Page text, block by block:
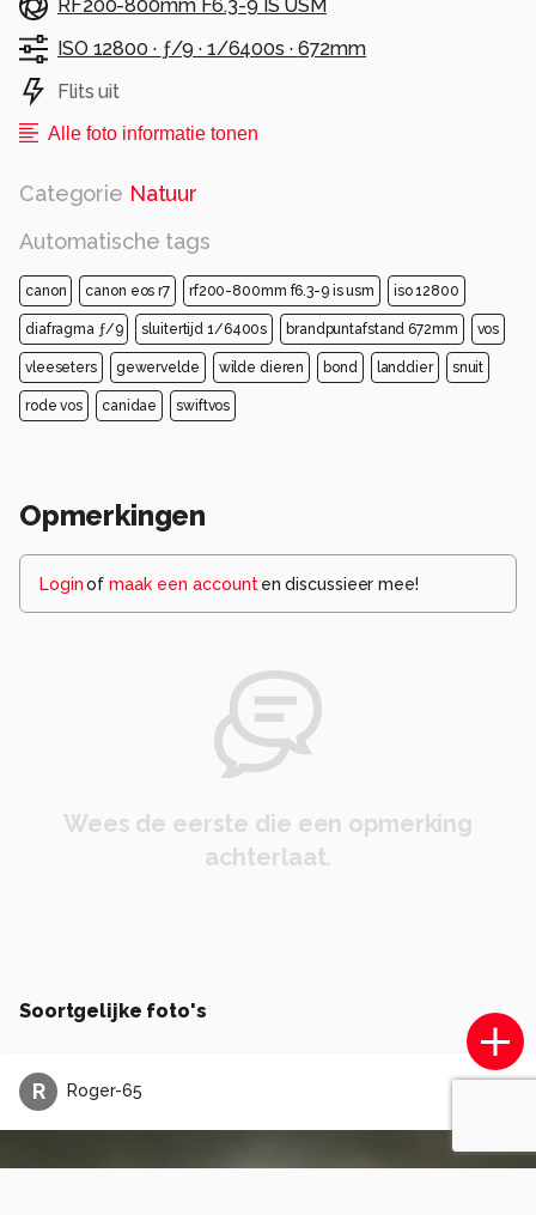
RF200-800mm F6.3-9 IS USM
ISO 12800 · ƒ/9 · 1/6400s · 672mm
Flits uit
Alle foto informatie tonen
Categorie Natuur
Automatische tags
canon canon eos r7 rf200-800mm f6.3-9 is usm iso 12800
diafragma ƒ/9 sluitertijd 1/6400s brandpuntafstand 672mm vos
vleeseters gewervelde wilde dieren bond landdier snuit
rode vos canidae swiftvos
Opmerkingen
Loginof maak een account en discussieer mee!
Wees de eerste die een opmerking
achterlaat.
Soortgelijke foto's
R Roger-65